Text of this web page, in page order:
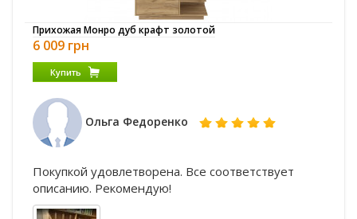
Прихожая Монро дуб крафт золотой
6 009 грн
Купить
Ольга Федоренко
Покупкой удовлетворена. Все соответствует
описанию. Рекомендую!